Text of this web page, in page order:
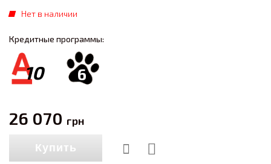
Нет в наличии
Кредитные программы:
10 6
26 070 грн
Купить